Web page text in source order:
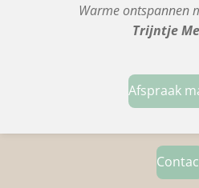
Warme ontspannen
Trijntje
Afspraak